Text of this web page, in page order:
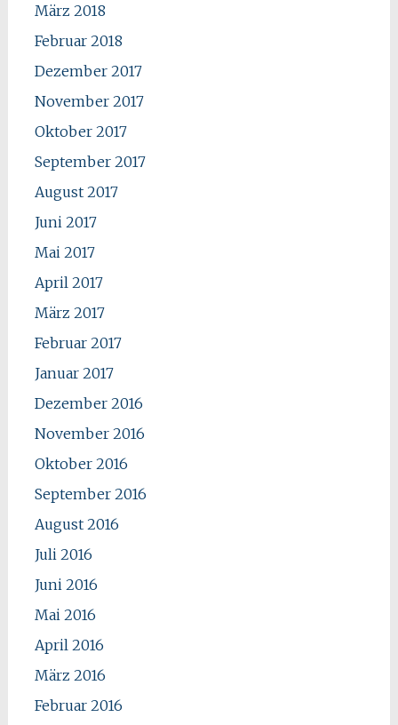
März 2018
Februar 2018
Dezember 2017
November 2017
Oktober 2017
September 2017
August 2017
Juni 2017
Mai 2017
April 2017
März 2017
Februar 2017
Januar 2017
Dezember 2016
November 2016
Oktober 2016
September 2016
August 2016
Juli 2016
Juni 2016
Mai 2016
April 2016
März 2016
Februar 2016